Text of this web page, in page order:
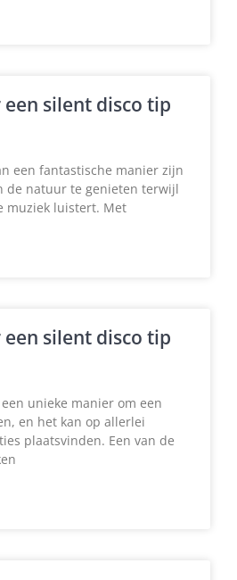
silent disco tip
een fantastische manier zijn
de natuur te genieten terwijl
muziek luistert. Met
silent disco tip
unieke manier om een
en het kan op allerlei
plaatsvinden. Een van de